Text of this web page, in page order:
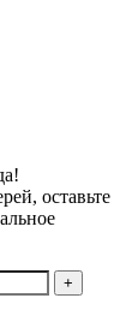
оставьте